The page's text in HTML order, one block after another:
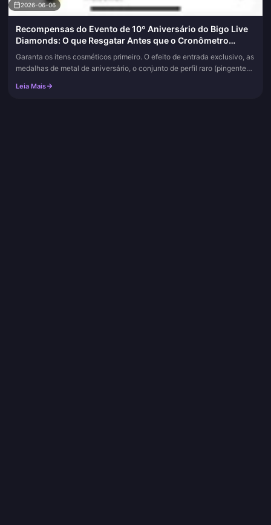
2026-06-06
Recompensas do Evento de 10º Aniversário do Bigo Live
Diamonds: O que Resgatar Antes que o Cronômetro
Acabe
Garanta os itens cosméticos primeiro. O efeito de entrada exclusivo, as
medalhas de metal de aniversário, o conjunto de perfil raro (pingente
Leia Mais